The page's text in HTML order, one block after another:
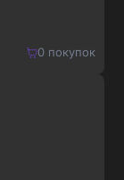
0покупок